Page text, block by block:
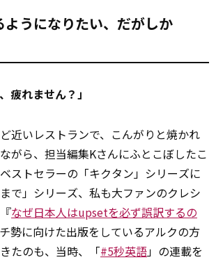
ようになりたい、だがしか
疲れません？」
近いレストランで、こんがりと焼かれ
がら、担当編集Kさんにふとこぼしたこ
ストセラーの「キクタン」シリーズに
で」シリーズ、私も大ファンのクレシ
なぜ日本人はupsetを必ず誤訳するの
勢に向けた出版をしているアルクの方
たのも、当時、「#5秒英語」の連載を